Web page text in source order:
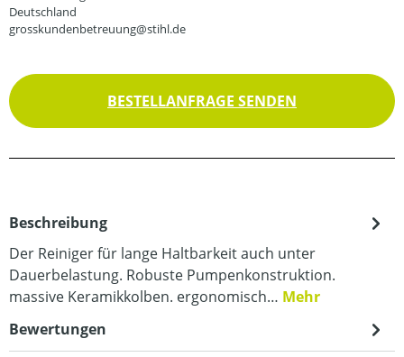
Deutschland
grosskundenbetreuung@stihl.de
BESTELLANFRAGE SENDEN
Beschreibung
Der Reiniger für lange Haltbarkeit auch unter
Dauerbelastung. Robuste Pumpenkonstruktion.
massive Keramikkolben. ergonomisch… Mehr
Bewertungen